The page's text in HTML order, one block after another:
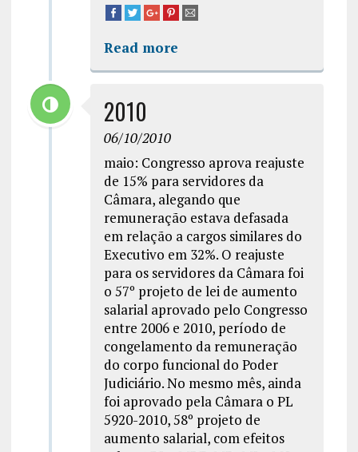
Read more
2010
06/10/2010
maio: Congresso aprova reajuste
de 15% para servidores da
Câmara, alegando que
remuneração estava defasada
em relação a cargos similares do
Executivo em 32%. O reajuste
para os servidores da Câmara foi
o 57º projeto de lei de aumento
salarial aprovado pelo Congresso
entre 2006 e 2010, período de
congelamento da remuneração
do corpo funcional do Poder
Judiciário. No mesmo mês, ainda
foi aprovado pela Câmara o PL
5920-2010, 58º projeto de
aumento salarial, com efeitos